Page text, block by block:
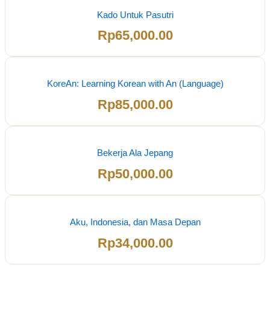
Kado Untuk Pasutri
Rp65,000.00
KoreAn: Learning Korean with An (Language)
Rp85,000.00
Bekerja Ala Jepang
Rp50,000.00
Aku, Indonesia, dan Masa Depan
Rp34,000.00